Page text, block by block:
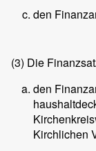
den
(3) Die
den
Kirchlichen